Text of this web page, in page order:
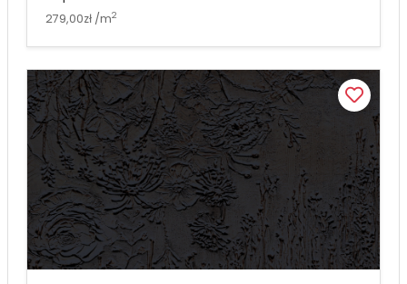
279,00zł /m2